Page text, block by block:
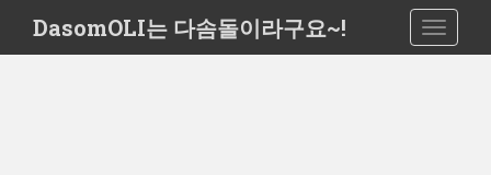
i
DasomOLI는 다솜돌이라구요~!